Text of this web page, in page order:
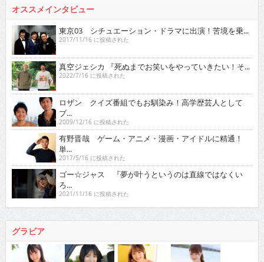
オススメインタビュー
東京03 シチュエーション・ドラマに出演！苦境を乗...
2017/11/16 に投稿された
真空ジェシカ 『死ぬまでお笑いをやっていきたい！そ...
2022/7/16 に投稿された
ロザン クイズ番組でもお馴染み！高学歴芸人として
ブ...
2009/12/16 に投稿された
有野晋哉 ゲーム・アニメ・漫画・アイドルに精通！
単...
2017/5/16 に投稿された
ゴー☆ジャス 『夢が叶うというのは直線ではなくい
ろ...
2021/11/16 に投稿された
グラビア